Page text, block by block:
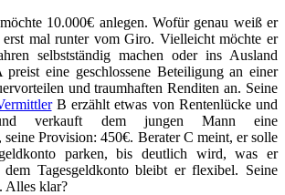
10.000€ anlegen. Wofür genau weiß er
mal runter vom Giro. Vielleicht möchte er
selbstständig machen oder ins Ausland
eine geschlossene Beteiligung an einer
und traumhaften Renditen an. Seine
B erzählt etwas von Rentenlücke und
und verkauft dem jungen Mann eine
seine Provision: 450€. Berater C meint, er solle
parken, bis deutlich wird, was er
Tagesgeldkonto bleibt er flexibel. Seine
Alles klar?